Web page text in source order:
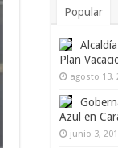
Popular
Plan
agosto 13,
Azul en
junio 3,